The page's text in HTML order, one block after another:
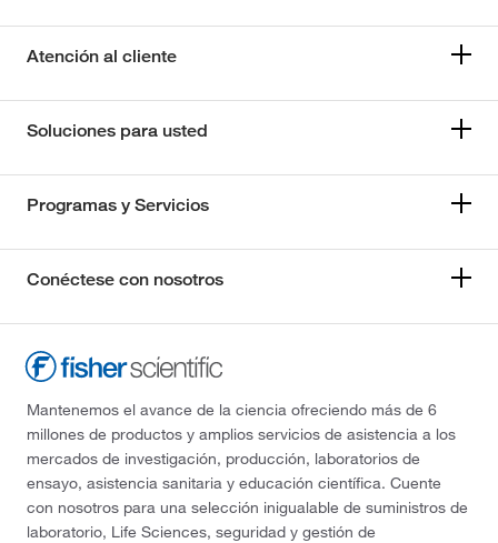
Atención al cliente
Soluciones para usted
Programas y Servicios
Conéctese con nosotros
Mantenemos el avance de la ciencia ofreciendo más de 6
millones de productos y amplios servicios de asistencia a los
mercados de investigación, producción, laboratorios de
ensayo, asistencia sanitaria y educación científica. Cuente
con nosotros para una selección inigualable de suministros de
laboratorio, Life Sciences, seguridad y gestión de